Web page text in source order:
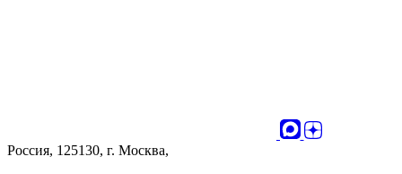
Россия, 125130, г. Москва,